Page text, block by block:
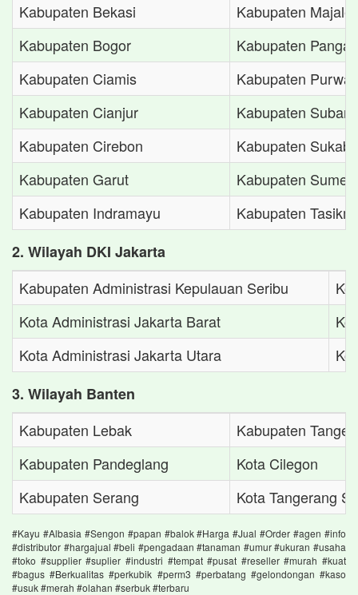
Kabupaten Bekasi
Kabupaten
Kabupaten Bogor
Kabupaten
Kabupaten Ciamis
Kabupaten
Kabupaten Cianjur
Kabupaten
Kabupaten Cirebon
Kabupaten
Kabupaten Garut
Kabupaten
Kabupaten Indramayu
Kabupaten
2. Wilayah DKI Jakarta
Kabupaten Administrasi Kepulauan Seribu
Kota Administrasi Jakarta Barat
Kota Administrasi Jakarta Utara
3. Wilayah Banten
Kabupaten Lebak
Kabupaten
Kabupaten Pandeglang
Kota Cilegon
Kabupaten Serang
Kota Tangerang
#Kayu #Albasia #Sengon #papan #balok #Harga #Jual #Order #agen #info
#distributor #hargajual #beli #pengadaan #tanaman #umur #ukuran #usaha
#toko #supplier #suplier #industri #tempat #pusat #reseller #murah #kuat
#bagus #Berkualitas #perkubik #perm3 #perbatang #gelondongan #kaso
#usuk #merah #olahan #serbuk #terbaru